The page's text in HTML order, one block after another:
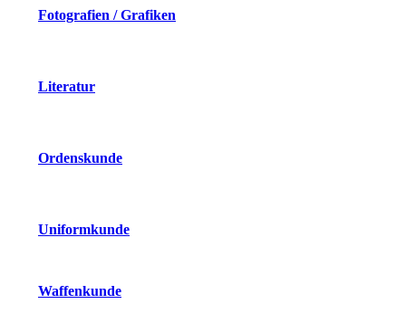
Fotografien / Grafiken
Literatur
Ordenskunde
Uniformkunde
Waffenkunde